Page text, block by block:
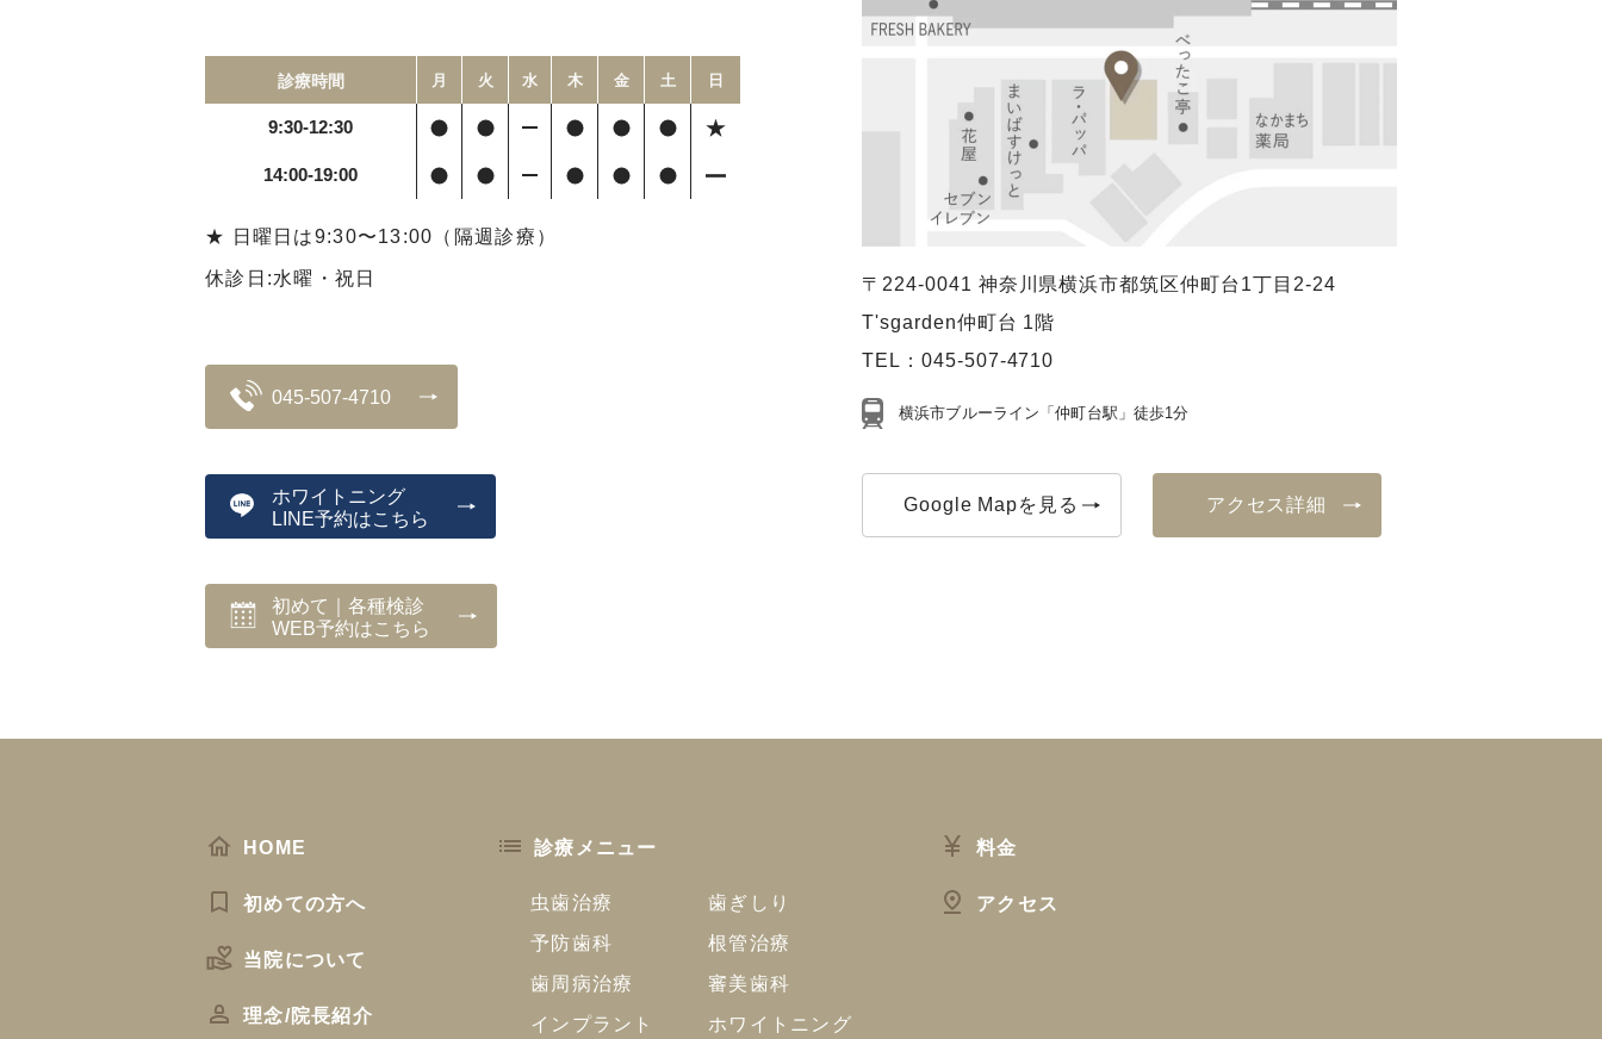
診療時間 月 火 水 木 金 土 日
9:30-12:30
14:00-19:00
★ 日曜日は9:30〜13:00（隔週診療）
休診日:水曜・祝日
045-507-4710
ホワイトニング
LINE予約はこちら
初めて｜各種検診
WEB予約はこちら
〒224-0041 神奈川県横浜市都筑区仲町台1丁目2-24
T'sgarden仲町台 1階
TEL： 045-507-4710
横浜市ブルーライン「仲町台駅」徒歩1分
Google Mapを見る アクセス詳細
HOME
初めての方へ
当院について
理念/院長紹介
診療メニュー
虫歯治療
歯ぎしり
予防歯科
根管治療
歯周病治療
審美歯科
インプラント
ホワイトニング
料金
アクセス